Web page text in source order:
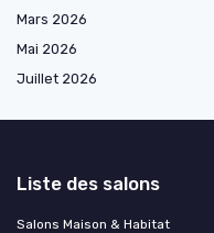
Mars 2026
Mai 2026
Juillet 2026
Liste des salons
Salons Maison & Habitat